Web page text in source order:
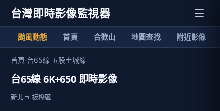
台灣即時影像監視器
颱風動態 首頁 合歡山 地圖查找 附近影像
首頁›台65線 五股土城線
台65線 6K+650 即時影像
新北市 板橋區